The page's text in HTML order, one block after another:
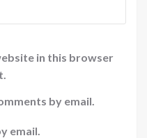
in this browser
by email.
email.